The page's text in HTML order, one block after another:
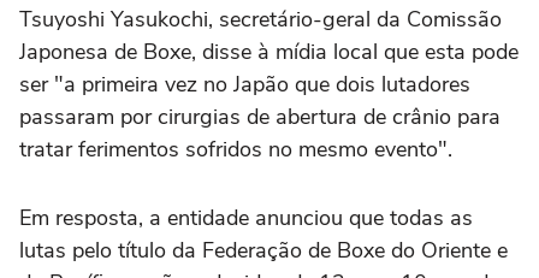
Tsuyoshi Yasukochi, secretário-geral da Comissão
Japonesa de Boxe, disse à mídia local que esta pode
ser "a primeira vez no Japão que dois lutadores
passaram por cirurgias de abertura de crânio para
tratar ferimentos sofridos no mesmo evento".
Em resposta, a entidade anunciou que todas as
lutas pelo título da Federação de Boxe do Oriente e